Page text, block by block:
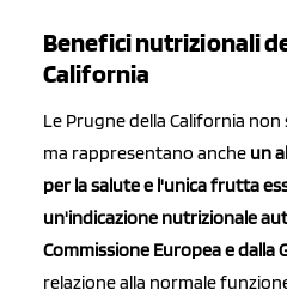
Benefici nutrizionali
California
Le Prugne della California
ma rappresentano anche un
per la salute e l'unica frutta
un'indicazione nutrizionale
Commissione Europea e dalla
relazione alla normale